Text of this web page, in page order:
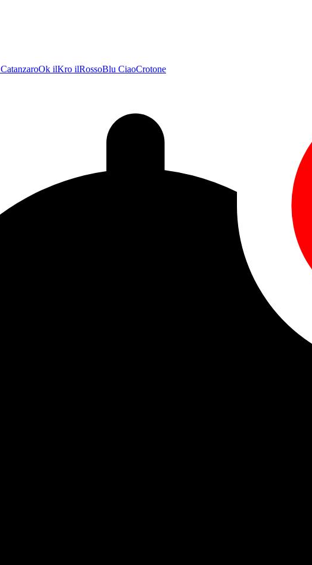
CatanzaroOk ilKro ilRossoBlu CiaoCrotone